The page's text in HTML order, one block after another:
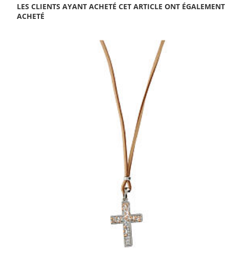
LES CLIENTS AYANT ACHETÉ CET ARTICLE ONT ÉGALEMENT
ACHETÉ